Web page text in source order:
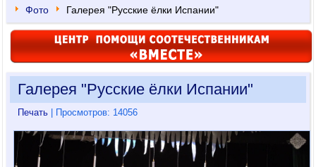
Фото
Галерея "Русские ёлки Испании"
Галерея "Русские ёлки Испании"
Печать | Просмотров: 14056